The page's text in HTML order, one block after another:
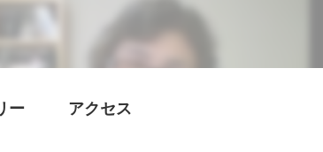
ー アクセス